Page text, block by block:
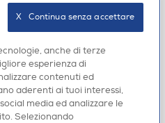
5A - USB-C TO USB-
anche di terze
esperienza di
contenuti ed
aderenti ai tuoi interessi,
media ed analizzare le
Selezionando
X   Continua senza accettare